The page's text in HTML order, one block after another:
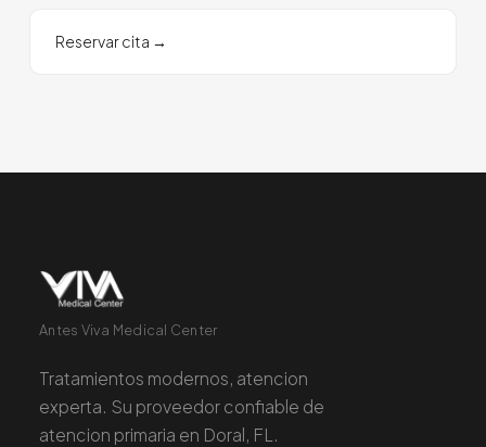
Reservar cita →
Antes Viva Medical Center
Tratamientos modernos, atencion
experta. Su proveedor confiable de
atencion primaria en Doral, FL.